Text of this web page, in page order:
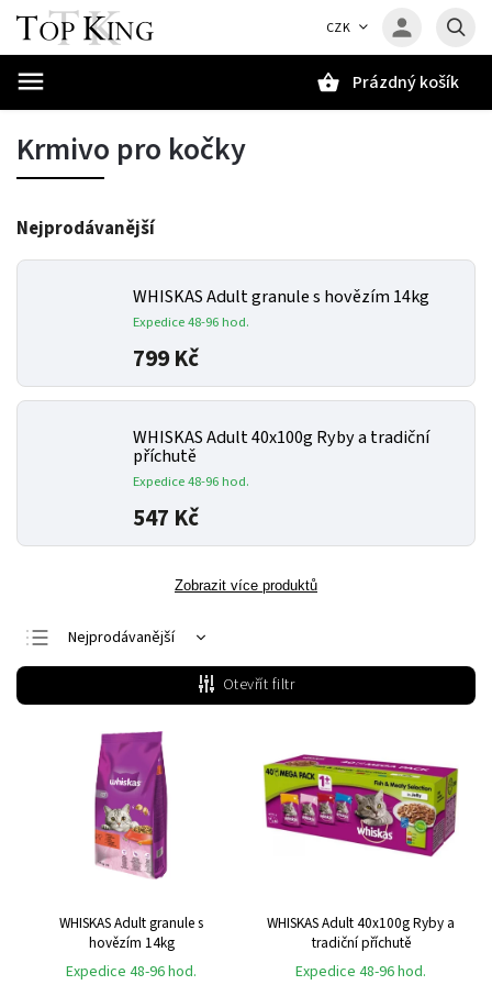
CZK
Prázdný košík
Krmivo pro kočky
Nejprodávanější
WHISKAS Adult granule s hovězím 14kg
Expedice 48-96 hod.
799 Kč
WHISKAS Adult 40x100g Ryby a tradiční
příchutě
Expedice 48-96 hod.
547 Kč
Zobrazit více produktů
Nejprodávanější
Nejlevnější
Nejdražší
Abecedně
Otevřít filtr
WHISKAS Adult granule s
hovězím 14kg
Expedice 48-96 hod.
WHISKAS Adult 40x100g Ryby a
tradiční příchutě
Expedice 48-96 hod.